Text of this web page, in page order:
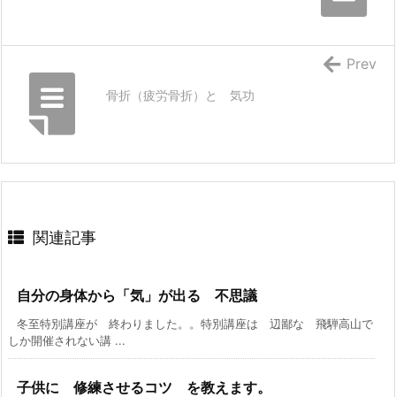
骨折（疲労骨折）と 気功
Prev
関連記事
自分の身体から「気」が出る 不思議
冬至特別講座が 終わりました。。特別講座は 辺鄙な 飛騨高山で
しか開催されない講 ...
子供に 修練させるコツ を教えます。